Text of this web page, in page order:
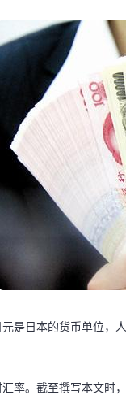
是日本的货币单位，
率。截至撰写本文时